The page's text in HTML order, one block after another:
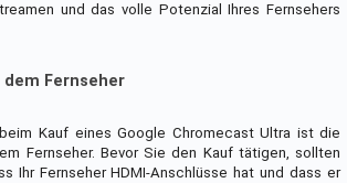
und das volle Potenzial Ihres Fernsehers
Fernseher
Kauf eines Google Chromecast Ultra ist die
Fernseher. Bevor Sie den Kauf tätigen, sollten
Ihr Fernseher HDMI-Anschlüsse hat und dass er